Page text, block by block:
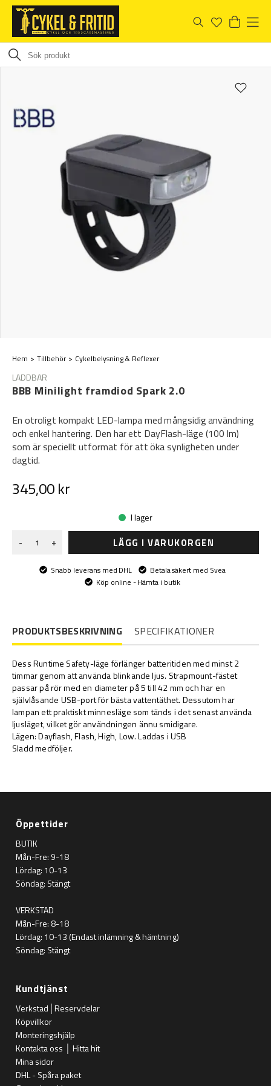
Hem Tillbehör Cykelbelysning & Reflexer
LADDBAR
BBB Minilight framdiod Spark 2.0
En otroligt kompakt LED-lampa med mångsidig användning
och enkel hantering. Den har ett DayFlash-läge (100 lm)
som är speciellt utformat för att öka synligheten under
dagtid.
345,00 kr
I lager
-
+ LÄGG I VARUKORGEN
Snabb leverans med DHL
Betala säkert med Svea
Köp online - Hämta i butik
PRODUKTSBESKRIVNING SPECIFIKATIONER
Dess Runtime Safety-läge förlänger batteritiden med minst 2
timmar genom att använda blinkande ljus. Strapmount-fästet
passar på rör med en diameter på 5 till 42 mm och har en
självlåsande USB-port för bästa vattentäthet. Dessutom har
lampan ett praktiskt minnesläge som tänds i det senast använda
ljusläget, vilket gör användningen ännu smidigare.
Lägen: Dayflash, Flash, High, Low. Laddas i USB
Sladd medföljer.
Öppettider
BUTIK
Mån-Fre: 9-18
Lördag: 10-13
Söndag: Stängt
VERKSTAD
Mån-Fre: 8-18
Lördag: 10-13 (Endast inlämning & hämtning)
Söndag: Stängt
Kundtjänst
Verkstad│Reservdelar
Köpvillkor
Monteringshjälp
Kontakta oss │ Hitta hit
Mina sidor
DHL - Spåra paket